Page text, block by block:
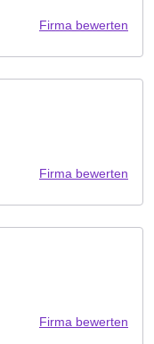
Firma bewerten
Firma bewerten
Firma bewerten